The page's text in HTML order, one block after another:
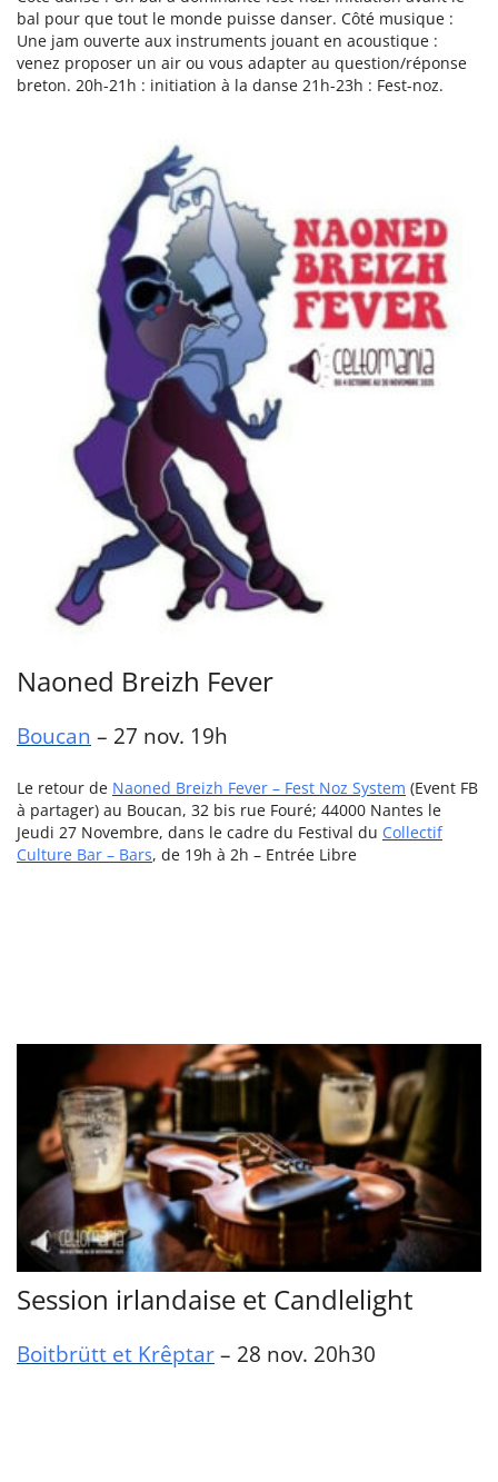
bal pour que tout le monde puisse danser. Côté musique :
Une jam ouverte aux instruments jouant en acoustique :
venez proposer un air ou vous adapter au question/réponse
breton. 20h-21h : initiation à la danse 21h-23h : Fest-noz.
Naoned Breizh Fever
Boucan – 27 nov. 19h
Le retour de Naoned Breizh Fever – Fest Noz System (Event FB
à partager) au Boucan, 32 bis rue Fouré; 44000 Nantes le
Jeudi 27 Novembre, dans le cadre du Festival du Collectif
Culture Bar – Bars, de 19h à 2h – Entrée Libre
Session irlandaise et Candlelight
Boitbrütt et Krêptar – 28 nov. 20h30